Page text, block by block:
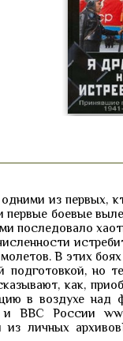
из первых,
первые боевые
последовало
В этих
но
как,
в воздухе над
и ВВС России
из личных